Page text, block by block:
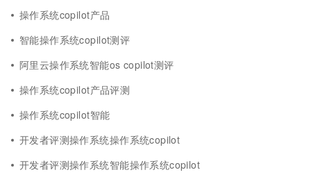
操作系统copilot产品
智能操作系统copilot测评
阿里云操作系统智能os copilot测评
操作系统copilot产品评测
操作系统copilot智能
开发者评测操作系统操作系统copilot
开发者评测操作系统智能操作系统copilot